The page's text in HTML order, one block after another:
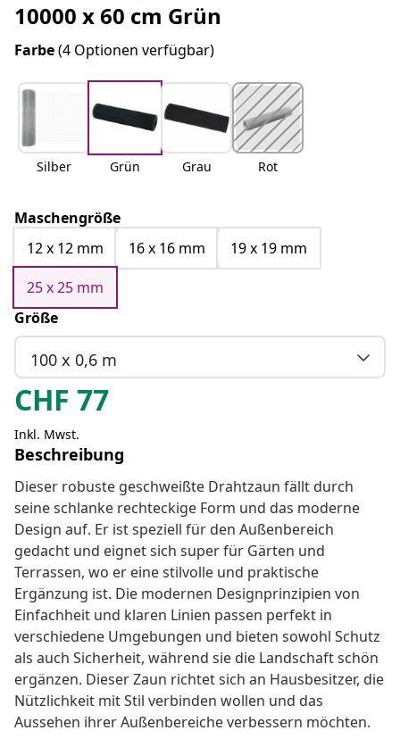
10000 x 60 cm Grün
Farbe(4 Optionen verfügbar)
Silber Grün Grau Rot
Maschengröße
12 x 12 mm
16 x 16 mm
19 x 19 mm
25 x 25 mm
Größe
100 x 0,6 m
CHF 77
Inkl. Mwst.
Beschreibung
Dieser robuste geschweißte Drahtzaun fällt durch
seine schlanke rechteckige Form und das moderne
Design auf. Er ist speziell für den Außenbereich
gedacht und eignet sich super für Gärten und
Terrassen, wo er eine stilvolle und praktische
Ergänzung ist. Die modernen Designprinzipien von
Einfachheit und klaren Linien passen perfekt in
verschiedene Umgebungen und bieten sowohl Schutz
als auch Sicherheit, während sie die Landschaft schön
ergänzen. Dieser Zaun richtet sich an Hausbesitzer, die
Nützlichkeit mit Stil verbinden wollen und das
Aussehen ihrer Außenbereiche verbessern möchten.